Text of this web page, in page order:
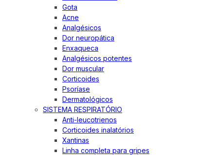
Gota
Acne
Analgésicos
Dor neuropática
Enxaqueca
Analgésicos potentes
Dor muscular
Corticoides
Psoríase
Dermatológicos
SISTEMA RESPIRATÓRIO
Anti-leucotrienos
Corticoides inalatórios
Xantinas
Linha completa para gripes